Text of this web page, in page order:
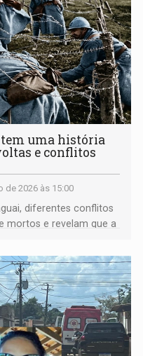
tem uma história
e conflitos
de 2026 às 15:00
diferentes conflitos
mortos e revelam que a